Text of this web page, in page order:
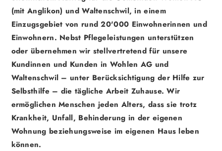
(mit Anglikon) undWaltenschwil, in einem
Einzugsgebiet von rund 20'000 Einwohnerinnen und
Einwohnern. Nebst Pflegeleistungen unterstützen
oder übernehmen wir stellvertretend für unsere
Kundinnen und Kunden in Wohlen AG und
Waltenschwil – unter Berücksichtigung der Hilfe zur
Selbsthilfe – die tägliche Arbeit Zuhause. Wir
ermöglichen Menschen jeden Alters, dass sie trotz
Krankheit, Unfall, Behinderung in der eigenen
Wohnung beziehungsweise im eigenen Haus leben
können.